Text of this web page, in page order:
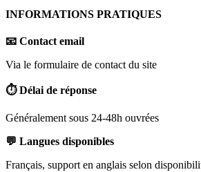
INFORMATIONS PRATIQUES
📧 Contact email
Via le formulaire de contact du site
⏱️ Délai de réponse
Généralement sous 24-48h ouvrées
💬 Langues disponibles
Français, support en anglais selon